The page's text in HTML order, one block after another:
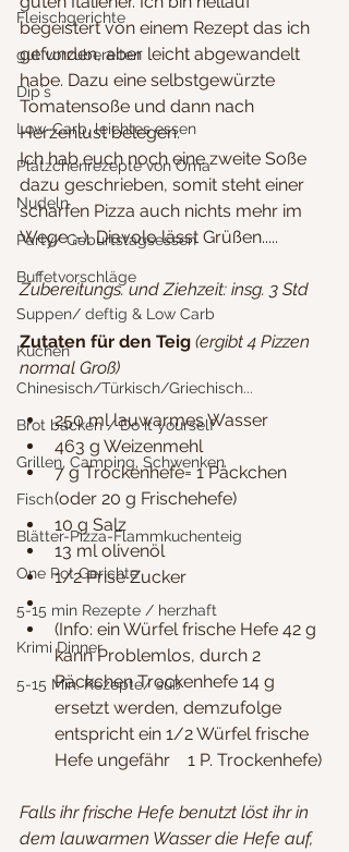
Fleischgerichte
gut vorzubereiten
Dip´s
Low-Carb, leichtes essen
Plätzchenrezepte von Oma
Nudeln
Party/ Geburtstagsessen
Buffetvorschläge
Suppen/ deftig & Low Carb
Kuchen
Chinesisch/Türkisch/Griechisch...
Brot backen / Do it yourself
Grillen, Camping, Schwenken
Fisch
Blätter-Pizza-Flammkuchenteig
One Pot Gerichte
5-15 min Rezepte / herzhaft
Krimi Dinner
5-15 Min. Rezepte/ süß
begeistert von einem Rezept das ich
gefunden, aber leicht abgewandelt
habe. Dazu eine selbstgewürzte
Tomatensoße und dann nach
Herzenlust belegen.
Ich hab euch noch eine zweite Soße
dazu geschrieben, somit steht einer
scharfen Pizza auch nichts mehr im
Wege ;-), Diavolo lässt Grüßen.....
Zubereitungs. und Ziehzeit: insg. 3 Std
Zutaten für den Teig (ergibt 4 Pizzen
normal Groß)
250 ml lauwarmes Wasser
463 g Weizenmehl
7 g Trockenhefe= 1 Päckchen
(oder 20 g Frischehefe)
10 g Salz
13 ml olivenöl
1/2 Prise Zucker
(Info: ein Würfel frische Hefe 42 g
kann Problemlos, durch 2
Päckchen Trockenhefe 14 g
ersetzt werden, demzufolge
entspricht ein 1/2 Würfel frische
Hefe ungefähr    1 P. Trockenhefe)
Falls ihr frische Hefe benutzt löst ihr in
dem lauwarmen Wasser die Hefe auf,